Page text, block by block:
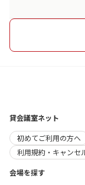
貸会議室ネット
初めてご利用の方へ
利用規約・キャンセ
会場を探す